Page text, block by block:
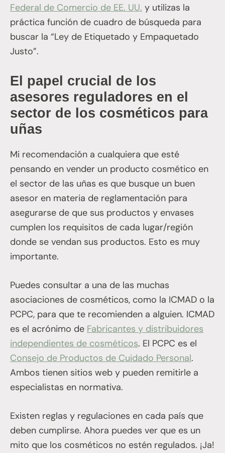
Federal de Comercio de EE. UU. y utilizas la
práctica función de cuadro de búsqueda para
buscar la “Ley de Etiquetado y Empaquetado
Justo”.
El papel crucial de los
asesores reguladores en el
sector de los cosméticos para
uñas
Mi recomendación a cualquiera que esté
pensando en vender un producto cosmético en
el sector de las uñas es que busque un buen
asesor en materia de reglamentación para
asegurarse de que sus productos y envases
cumplen los requisitos de cada lugar/región
donde se vendan sus productos. Esto es muy
importante.
Puedes consultar a una de las muchas
asociaciones de cosméticos, como la ICMAD o la
PCPC, para que te recomienden a alguien. ICMAD
es el acrónimo de Fabricantes y distribuidores
independientes de cosméticos. El PCPC es el
Consejo de Productos de Cuidado Personal.
Ambos tienen sitios web y pueden remitirle a
especialistas en normativa.
Existen reglas y regulaciones en cada país que
deben cumplirse. Ahora puedes ver que es un
mito que los cosméticos no estén regulados. ¡Ja!